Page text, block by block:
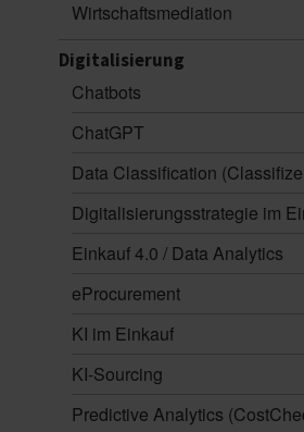
Wirtschaftsmediation
Digitalisierung
Chatbots
ChatGPT
Data Classification
Digitalisierungsstrategie im
Einkauf 4.0 / Data Analytics
eProcurement
KI im Einkauf
KI-Sourcing
Predictive Analytics